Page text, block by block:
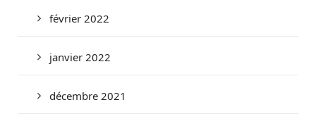
février 2022
janvier 2022
décembre 2021